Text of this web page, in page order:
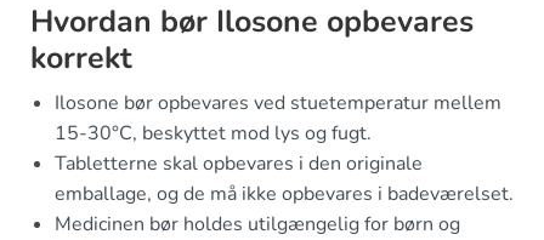
Hvordan bør Ilosone opbevares
korrekt
Ilosone bør opbevares ved stuetemperatur mellem
15-30°C, beskyttet mod lys og fugt.
Tabletterne skal opbevares i den originale
emballage, og de må ikke opbevares i badeværelset.
Medicinen bør holdes utilgængelig for børn og